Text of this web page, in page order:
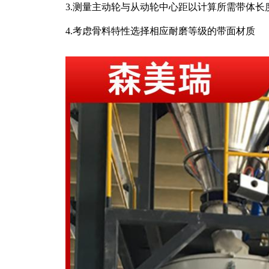
3.测量主动轮与从动轮中心距以计算所需带体长
4.考虑骨料特性选择相应耐磨等级的带面材质